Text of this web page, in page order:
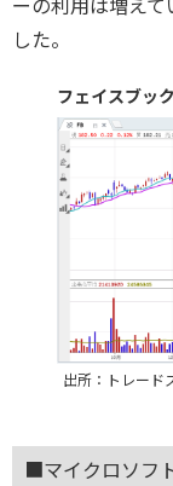
ーの利用は増え
した。
フェイスブッ
出所：トレード
■マイクロソフ